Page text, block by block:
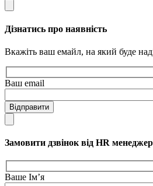
Дізнатись про наявність
Вкажіть ваш емайл, на який буде
Ваш email
Відправити
Замовити дзвінок від HR
Ваше Ім’я